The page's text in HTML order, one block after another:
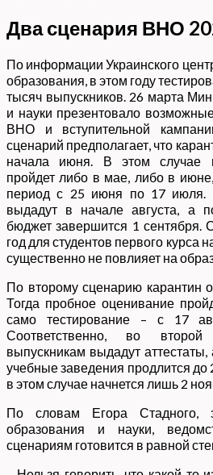
Два сценария ВНО
По информации Украинского
образования, в этом году
тысяч выпускников. 26 марта
и науки презентовало
ВНО и вступительной
сценарий предполагает, что
начала июня. В этом случае
пройдет либо в мае, либо в
период с 25 июня по 17 июля.
выдадут в начале августа, а
бюджет завершится 1 сентября.
год для студентов первого курса
существенно не повлияет на
По второму сценарию карантин
Тогда пробное оценивание
само тестирование – с 17
Соответственно, во
выпускникам выдадут
учебные заведения продлится до
в этом случае начнется лишь 2
По словам Егора Стадного,
образования и науки,
сценариям готовится в равной